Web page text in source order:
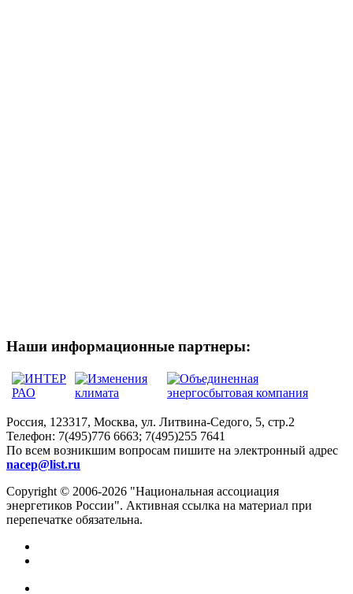
Наши информационные партнеры:
Россия, 123317, Москва, ул. Литвина-Седого, 5, стр.2
Телефон: 7(495)776 6663; 7(495)255 7641
По всем возникшим вопросам пишите на электронный адрес
nacep@list.ru
Copyright © 2006-2026 "Национальная ассоциация
энергетиков России". Активная ссылка на материал при
перепечатке обязательна.